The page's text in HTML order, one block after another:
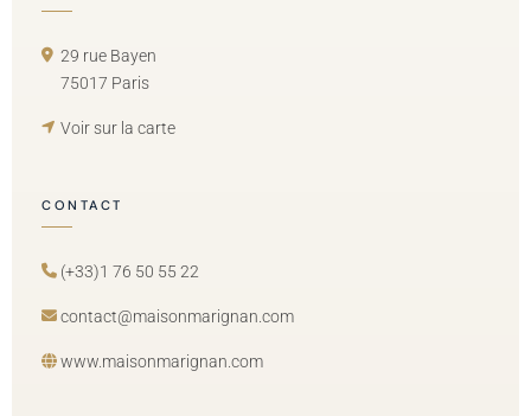
29 rue Bayen
75017 Paris
Voir sur la carte
CONTACT
(+33)1 76 50 55 22
contact@maisonmarignan.com
www.maisonmarignan.com